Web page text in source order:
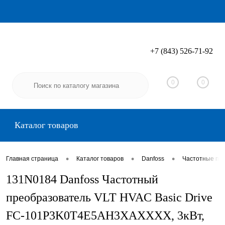
Вход Регистрация
+7 (843) 526-71-92
0 0
Каталог товаров
Главная страница • Каталог товаров • Danfoss • Частотные
131N0184 Danfoss Частотный
преобразователь VLT HVAC Basic Drive
FC-101P3K0T4E5AH3XAXXXX, 3кВт,